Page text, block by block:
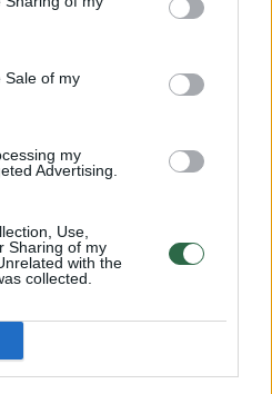
Sale of my
my
Advertising.
Use,
Sharing of my
with the
collected.
rodikliais
„Swedbank“ (76 /
(76 / 2,5 mlrd. eurų)
ir ketvirtoje
vietose.
praktikos
įmonė sąraše –
įmonė „Ignitis grupė“,
užėmė penktą